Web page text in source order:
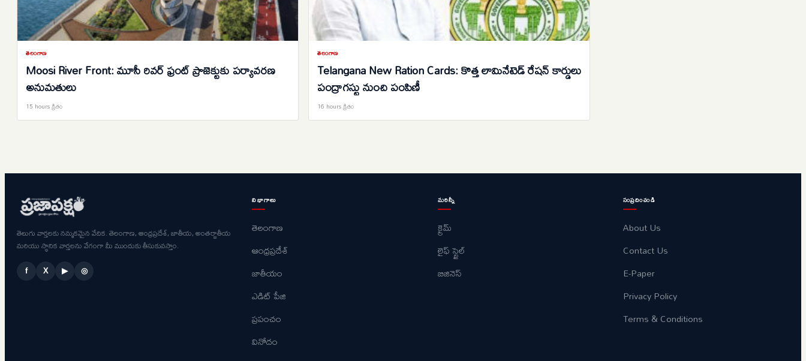
తెలంగాణ
Moosi River Front: మూసీ రివర్ ఫ్రంట్ ప్రాజెక్టుకు పర్యావరణ
అనుమతులు
15 hours క్రితం
తెలంగాణ
Telangana New Ration Cards: కొత్త లామినేటెడ్ రేషన్ కార్డులు
పంద్రాగస్టు నుంచి పంపిణీ
16 hours క్రితం
తెలుగు వార్తలకు నమ్మకమైన వేదిక. తెలంగాణ, ఆంధ్రప్రదేశ్, జాతీయ, అంతర్జాతీయ
మరియు స్థానిక వార్తలను వేగంగా మీ ముందుకు తీసుకువస్తాం.
f X ▶ ◎
విభాగాలు
తెలంగాణ
ఆంధ్రప్రదేశ్
జాతీయం
ఎడిట్ పేజి
ప్రపంచం
వినోదం
మరిన్నీ
క్రైమ్
లైఫ్ స్టైల్
బిజినెస్
సంప్రదించండి
About Us
Contact Us
E-Paper
Privacy Policy
Terms & Conditions